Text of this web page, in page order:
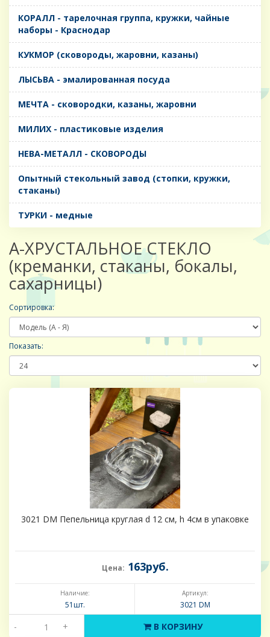
КОРАЛЛ - тарелочная группа, кружки, чайные
наборы - Краснодар
КУКМОР (сковороды, жаровни, казаны)
ЛЫСЬВА - эмалированная посуда
МЕЧТА - сковородки, казаны, жаровни
МИЛИХ - пластиковые изделия
НЕВА-МЕТАЛЛ - СКОВОРОДЫ
Опытный стекольный завод (стопки, кружки,
стаканы)
ТУРКИ - медные
A-ХРУСТАЛЬНОЕ СТЕКЛО
(креманки, стаканы, бокалы,
сахарницы)
Сортировка:
Показать:
3021 DM Пепельница круглая d 12 см, h 4см в упаковке
Цена: 163руб.
Наличие:
51шт.
Артикул:
3021 DM
- + В КОРЗИНУ